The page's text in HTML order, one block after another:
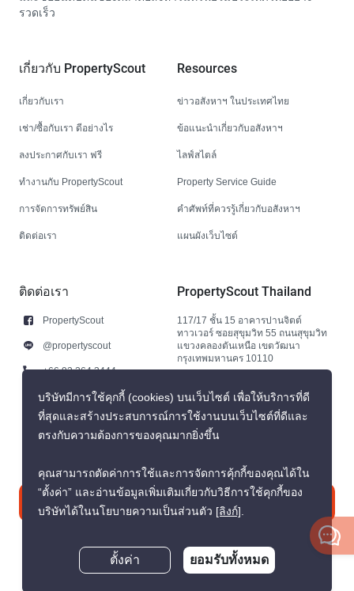
รวดเร็ว
เกี่ยวกับ PropertyScout
เกี่ยวกับเรา
เช่า/ซื้อกับเรา ดีอย่างไร
ลงประกาศกับเรา ฟรี
ทำงานกับ PropertyScout
การจัดการทรัพย์สิน
ติดต่อเรา
Resources
ข่าวอสังหาฯ ในประเทศไทย
ข้อแนะนำเกี่ยวกับอสังหาฯ
ไลฟ์สไตล์
Property Service Guide
คำศัพท์ที่ควรรู้เกี่ยวกับอสังหาฯ
แผนผังเว็บไซต์
ติดต่อเรา
PropertyScout
@propertyscout
+66 92 264 3444
+66 92 264 3444
contact@propertyscout.co.th
PropertyScout Thailand
117/17 ชั้น 15 อาคารปานจิตต์
ทาวเวอร์ ซอยสุขุมวิท 55 ถนนสุขุมวิท
แขวงคลองตันเหนือ เขตวัฒนา
กรุงเทพมหานคร 10110
ติดต่อเรา
บริษัทมีการใช้คุกกี้ (cookies) บนเว็บไซต์ เพื่อให้บริการที่ดี
ที่สุดและสร้างประสบการณ์การใช้งานบนเว็บไซต์ที่ดีและ
ตรงกับความต้องการของคุณมากยิ่งขึ้น
คุณสามารถตัดค่าการใช้และการจัดการคุ้กกี้ของคุณได้ใน
“ตั้งค่า” และอ่านข้อมูลเพิ่มเติมเกี่ยวกับวิธีการใช้คุกกี้ของ
บริษัทได้ในนโยบายความเป็นส่วนตัว [ลิงก์].
ตั้งค่า ยอมรับทั้งหมด